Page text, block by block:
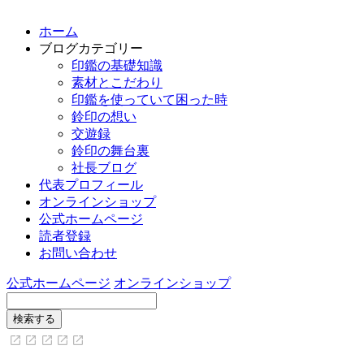
ホーム
ブログカテゴリー
印鑑の基礎知識
素材とこだわり
印鑑を使っていて困った時
鈴印の想い
交遊録
鈴印の舞台裏
社長ブログ
代表プロフィール
オンラインショップ
公式ホームページ
読者登録
お問い合わせ
公式ホームページ オンラインショップ